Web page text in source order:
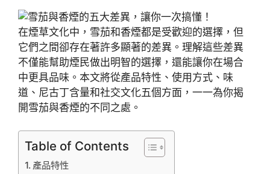
在煙草文化中，雪茄和香煙都是受歡迎的選擇，但
它們之間卻存在著許多顯著的差異。理解這些差異
不僅能幫助煙民做出明智的選擇，還能讓你在場合
中更具品味。本文將從產品特性、使用方式、味
道、尼古丁含量和社交文化五個方面，一一為你揭
開雪茄與香煙的不同之處。
Table of Contents
產品特性